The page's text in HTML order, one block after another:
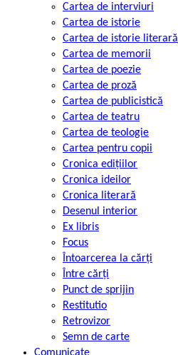
Cartea de interviuri
Cartea de istorie
Cartea de istorie literară
Cartea de memorii
Cartea de poezie
Cartea de proză
Cartea de publicistică
Cartea de teatru
Cartea de teologie
Cartea pentru copii
Cronica edițiilor
Cronica ideilor
Cronica literară
Desenul interior
Ex libris
Focus
Întoarcerea la cărți
Între cărți
Punct de sprijin
Restitutio
Retrovizor
Semn de carte
Comunicate